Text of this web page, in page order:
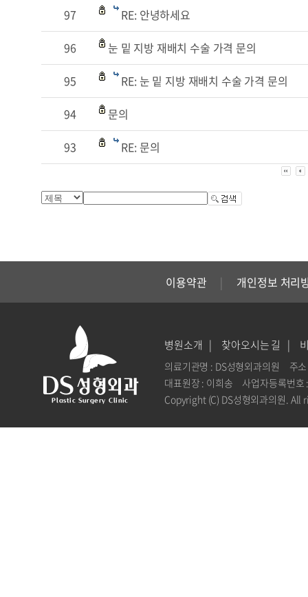
97
RE: 안녕하세요
96
눈 밑 지방 재배치 수술 가격 문의
95
RE: 눈 밑 지방 재배치 수술 가격 문의
94
문의
93
RE: 문의
이용약관 개인정보 처리
병원소개 찾아오시는 길
의료기관명 : DS성형외과의원
주
대표원장 : 이희송
사업자등록번호
Copyright (C) DS성형외과의원. All